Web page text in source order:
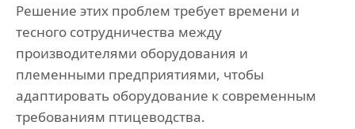
Решение этих проблем требует времени и
тесного сотрудничества между
производителями оборудования и
племенными предприятиями, чтобы
адаптировать оборудование к современным
требованиям птицеводства.